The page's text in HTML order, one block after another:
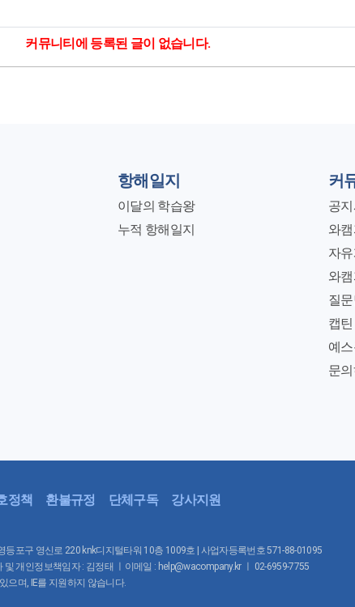
커뮤니티에 등록된 글이 없습니다.
항해일지
이달의 학습왕
누적 항해일지
커
공
와
자
와
질
캡틴
예
문의
정책 환불규정 단체구독 강사지원
등포구 영신로 220 knk디지털타워 10층 1009호 | 사업자등록번호 571-88-01095
개인정보책임자 : 김정태 ㅣ이메일 : help@wacompany.kr ㅣ 02-6959-7755
으며, IE를 지원하지 않습니다.